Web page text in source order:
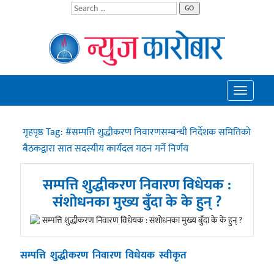
GO
Toggle
गृहपृष्ठTag:#सम्पत्ति शुद्धीकरण निवारणसम्बन्धी निर्देशक समितिको
बैठकद्वारा सात सदस्यीय कार्यदल गठन गर्ने निर्णय
सम्पत्ति शुद्धीकरण निवारण विधेयक :
संशोधनका मुख्य बुँदा के के हुन् ?
सम्पत्ति शुद्धीकरण निवारण विधेयक स्वीकृत